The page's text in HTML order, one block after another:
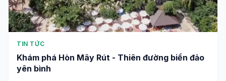
29/11/2025